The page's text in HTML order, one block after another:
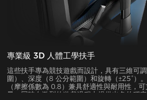
專業級 3D 人體工學扶手
這些扶手專為競技遊戲而設計，具有三維可
圍）、深度（8 公分範圍）和旋轉（±25°）
（摩擦係數為 0.8）兼具舒適性與耐用性，
量，同時在激烈的遊戲過程中提供出色的穩定